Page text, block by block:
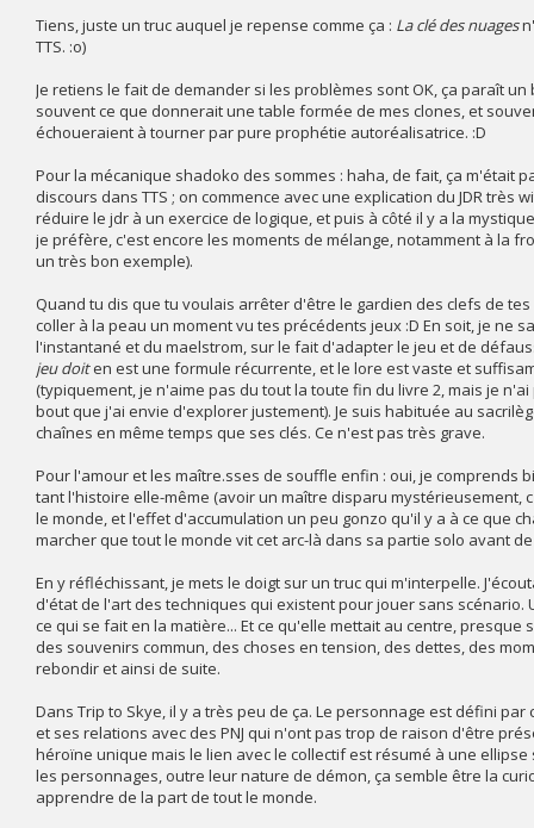
Tiens, juste un truc auquel je repense comme ça : La clé des nuages
TTS. :o)
Je retiens le fait de demander si les problèmes sont OK, ça paraît
souvent ce que donnerait une table formée de mes clones, et
échoueraient à tourner par pure prophétie autoréalisatrice. :D
Pour la mécanique shadoko des sommes : haha, de fait, ça m'était
discours dans TTS ; on commence avec une explication du JDR
réduire le jdr à un exercice de logique, et puis à côté il y a la
je préfère, c'est encore les moments de mélange, notamment à la
un très bon exemple).
Quand tu dis que tu voulais arrêter d'être le gardien des clefs de
coller à la peau un moment vu tes précédents jeux :D En soit, je ne
l'instantané et du maelstrom, sur le fait d'adapter le jeu et de
jeu doiten est une formule récurrente, et le lore est vaste et
(typiquement, je n'aime pas du tout la toute fin du livre 2, mais je
bout que j'ai envie d'explorer justement). Je suis habituée au
chaînes en même temps que ses clés. Ce n'est pas très grave.
Pour l'amour et les maître.sses de souffle enfin : oui, je comprends
tant l'histoire elle-même (avoir un maître disparu mystérieusement,
le monde, et l'effet d'accumulation un peu gonzo qu'il y a à ce que
marcher que tout le monde vit cet arc-là dans sa partie solo avant
En y réfléchissant, je mets le doigt sur un truc qui m'interpelle.
d'état de l'art des techniques qui existent pour jouer sans scénario.
ce qui se fait en la matière... Et ce qu'elle mettait au centre,
des souvenirs commun, des choses en tension, des dettes, des
rebondir et ainsi de suite.
Dans Trip to Skye, il y a très peu de ça. Le personnage est défini
et ses relations avec des PNJ qui n'ont pas trop de raison d'être
héroïne unique mais le lien avec le collectif est résumé à une
les personnages, outre leur nature de démon, ça semble être la
apprendre de la part de tout le monde.